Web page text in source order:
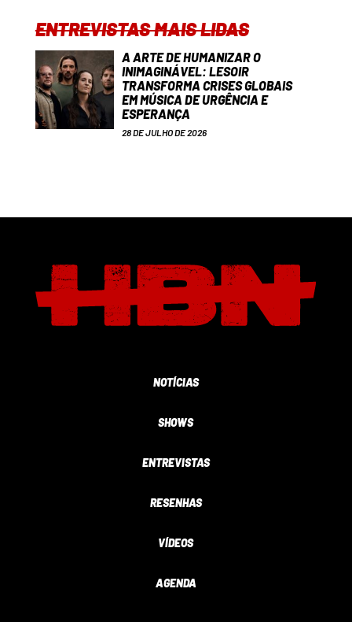
ENTREVISTAS MAIS LIDAS
A ARTE DE HUMANIZAR O
INIMAGINÁVEL: LESOIR
TRANSFORMA CRISES GLOBAIS
EM MÚSICA DE URGÊNCIA E
ESPERANÇA
28 DE JULHO DE 2026
NOTÍCIAS
SHOWS
ENTREVISTAS
RESENHAS
VÍDEOS
AGENDA